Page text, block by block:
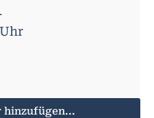
hinzufügen...